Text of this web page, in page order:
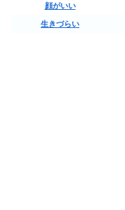
顔がいい
生きづらい